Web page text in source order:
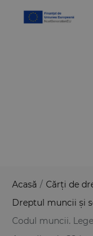
Acasă / Cărți de
Dreptul muncii și
Codul muncii.